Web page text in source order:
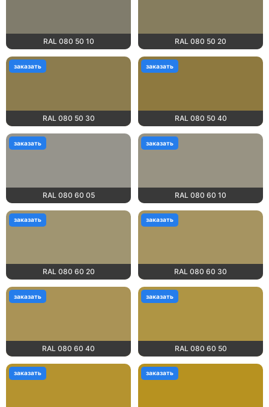
RAL 080 50 10 RAL 080 50 20
RAL 080 50 30
заказать
RAL 080 50 40
заказать
RAL 080 60 05
заказать
RAL 080 60 10
заказать
RAL 080 60 20
заказать
RAL 080 60 30
заказать
RAL 080 60 40
заказать
RAL 080 60 50
заказать
заказать заказать